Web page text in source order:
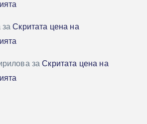
заСкритата цена на
заСкритата цена на